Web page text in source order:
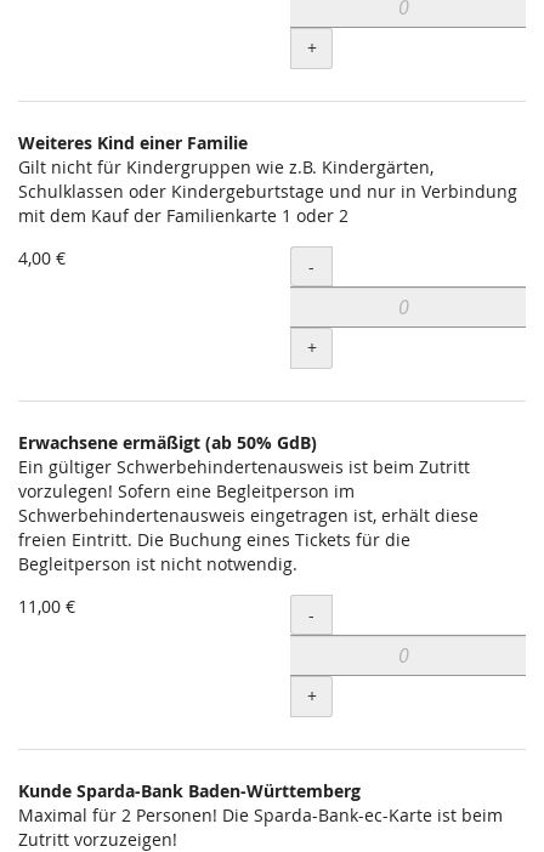
+
Weiteres Kind einer Familie
Gilt nicht für Kindergruppen wie z.B. Kindergärten,
Schulklassen oder Kindergeburtstage und nur in Verbindung
mit dem Kauf der Familienkarte 1 oder 2
4,00 €
Menge
-
+
Erwachsene ermäßigt (ab 50% GdB)
Ein gültiger Schwerbehindertenausweis ist beim Zutritt
vorzulegen! Sofern eine Begleitperson im
Schwerbehindertenausweis eingetragen ist, erhält diese
freien Eintritt. Die Buchung eines Tickets für die
Begleitperson ist nicht notwendig.
11,00 €
Menge
-
+
Kunde Sparda-Bank Baden-Württemberg
Maximal für 2 Personen! Die Sparda-Bank-ec-Karte ist beim
Zutritt vorzuzeigen!